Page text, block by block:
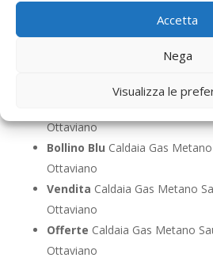
Accetta
Nega
Visualizza le
Pronto InterventoCaldaia
Caldaia Gas Metano
Ottaviano
Bollino Blu Caldaia Gas
Ottaviano
Vendita Caldaia Gas Metano
Ottaviano
Offerte Caldaia Gas Metano
Ottaviano